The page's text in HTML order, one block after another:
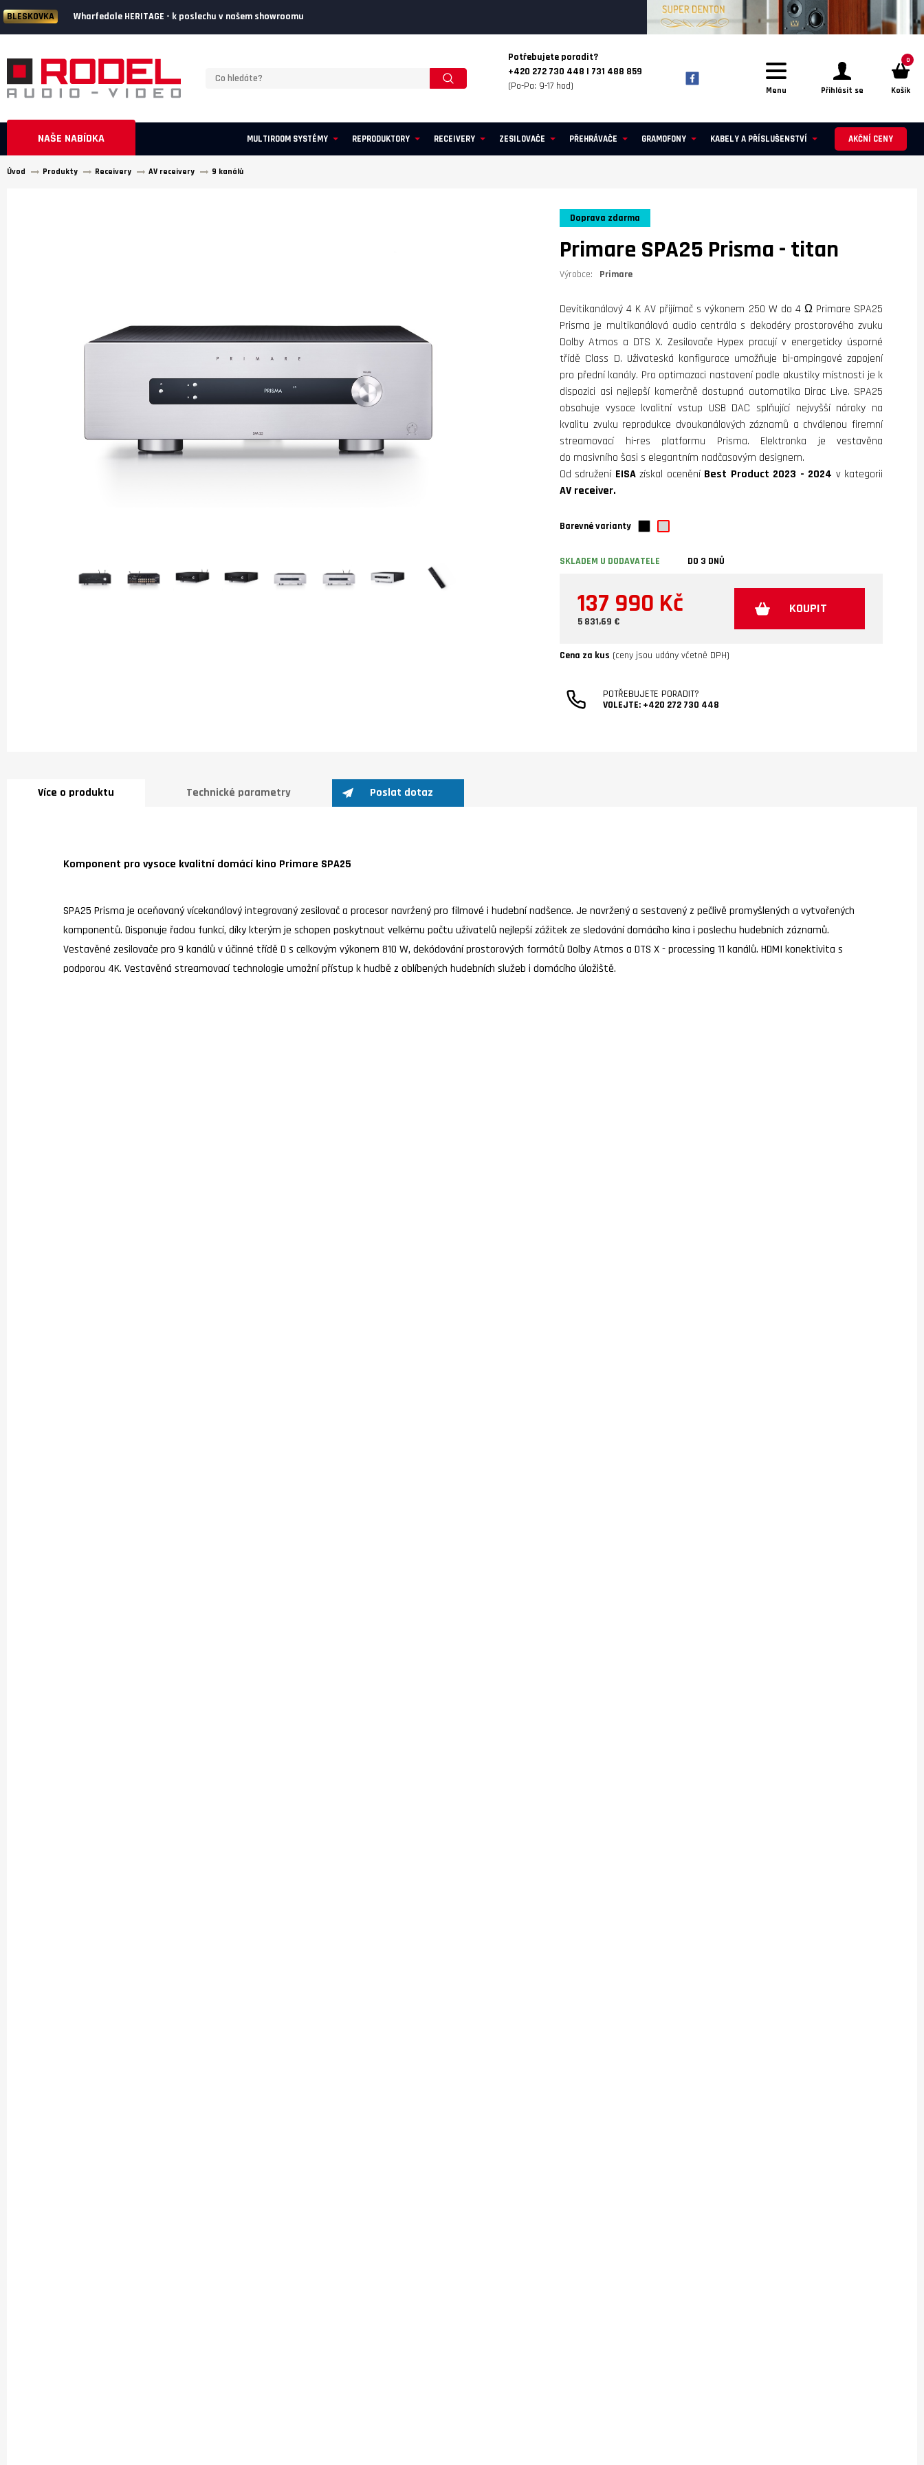
BLESKOVKA Wharfedale HERITAGE - k poslechu v našem showroomu
Potřebujete poradit?
+420 272 730 448 | 731 488 859
(Po-Pa: 9-17 hod)
Menu Přihlásit se
0
Košík
NAŠE NABÍDKA MULTIROOM SYSTÉMY REPRODUKTORY RECEIVERY ZESILOVAČE PŘEHRÁVAČE GRAMOFONY KABELY A PŘÍSLUŠENSTVÍ AKČNÍ CENY
Úvod Produkty Receivery AV receivery 9 kanálů
Doprava zdarma
Primare SPA25 Prisma - titan
Výrobce: Primare
Devítikanálový 4 K AV přijímač s výkonem 250 W do 4 Ω Primare SPA25
Prisma je multikanálová audio centrála s dekodéry prostorového zvuku
Dolby Atmos a DTS X. Zesilovače Hypex pracují v energeticky úsporné
třídě Class D. Uživateská konfigurace umožňuje bi-ampingové zapojení
pro přední kanály. Pro optimazaci nastavení podle akustiky místnosti je k
dispozici asi nejlepší komerčně dostupná automatika Dirac Live. SPA25
obsahuje vysoce kvalitní vstup USB DAC splňující nejvyšší nároky na
kvalitu zvuku reprodukce dvoukanálových záznamů a chválenou firemní
streamovací hi-res platformu Prisma. Elektronka je vestavěna
do masivního šasi s elegantním nadčasovým designem.
Od sdružení EISAzískal ocenění Best Product 2023 - 2024 v kategorii
AV receiver.
Barevné varianty
SKLADEM U DODAVATELE DO 3 DNŮ
137 990 Kč
5 831,69 €
KOUPIT
Cena za kus (ceny jsou udány včetně DPH)
POTŘEBUJETE PORADIT?
VOLEJTE: +420 272 730 448
Více o produktu Technické parametry Poslat dotaz
Komponent pro vysoce kvalitní domácí kino Primare SPA25
SPA25 Prisma je oceňovaný vícekanálový integrovaný zesilovač a procesor navržený pro filmové i hudební nadšence. Je navržený a sestavený z pečlivě promyšlených a vytvořených
komponentů. Disponuje řadou funkcí, díky kterým je schopen poskytnout velkému počtu uživatelů nejlepší zážitek ze sledování domácího kina i poslechu hudebních záznamů.
Vestavěné zesilovače pro 9 kanálů v účinné třídě D s celkovým výkonem 810 W, dekódování prostorových formátů Dolby Atmos a DTS X - processing 11 kanálů. HDMI konektivita s
podporou 4K. Vestavěná streamovací technologie umožní přístup k hudbě z oblíbených hudebních služeb i domácího úložiště.